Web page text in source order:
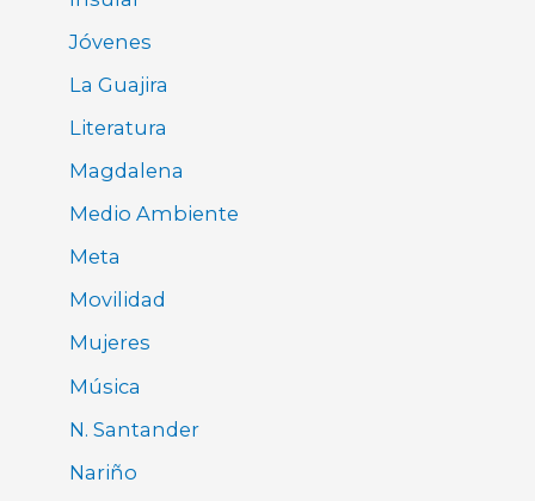
Jóvenes
La Guajira
Literatura
Magdalena
Medio Ambiente
Meta
Movilidad
Mujeres
Música
N. Santander
Nariño